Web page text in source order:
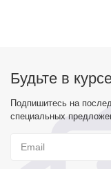
Будьте в
Подпишитесь на
специальных